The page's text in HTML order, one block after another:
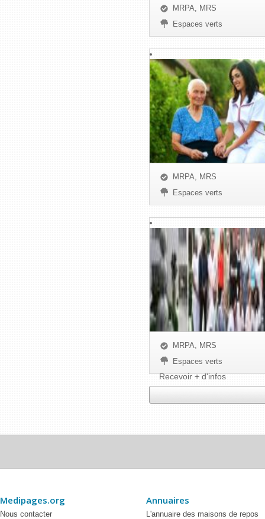
MRPA, MRS
Espaces verts
MRPA, MRS
Espaces verts
MRPA, MRS
Espaces verts
Recevoir + d'infos
Medipages.org
Nous contacter
Annuaires
L'annuaire des maisons de repos